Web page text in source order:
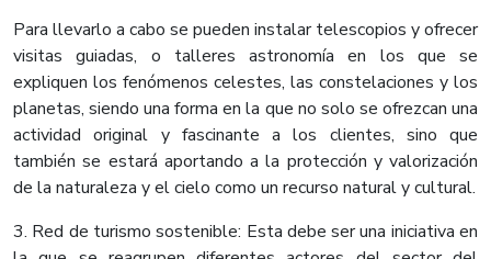
Para llevarlo a cabo se pueden instalar telescopios y ofrecer
visitas guiadas, o talleres astronomía en los que se
expliquen los fenómenos celestes, las constelaciones y los
planetas, siendo una forma en la que no solo se ofrezcan una
actividad original y fascinante a los clientes, sino que
también se estará aportando a la protección y valorización
de la naturaleza y el cielo como un recurso natural y cultural.
3. Red de turismo sostenible: Esta debe ser una iniciativa en